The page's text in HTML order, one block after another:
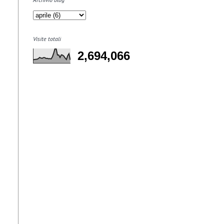
Visite totali
2,694,066